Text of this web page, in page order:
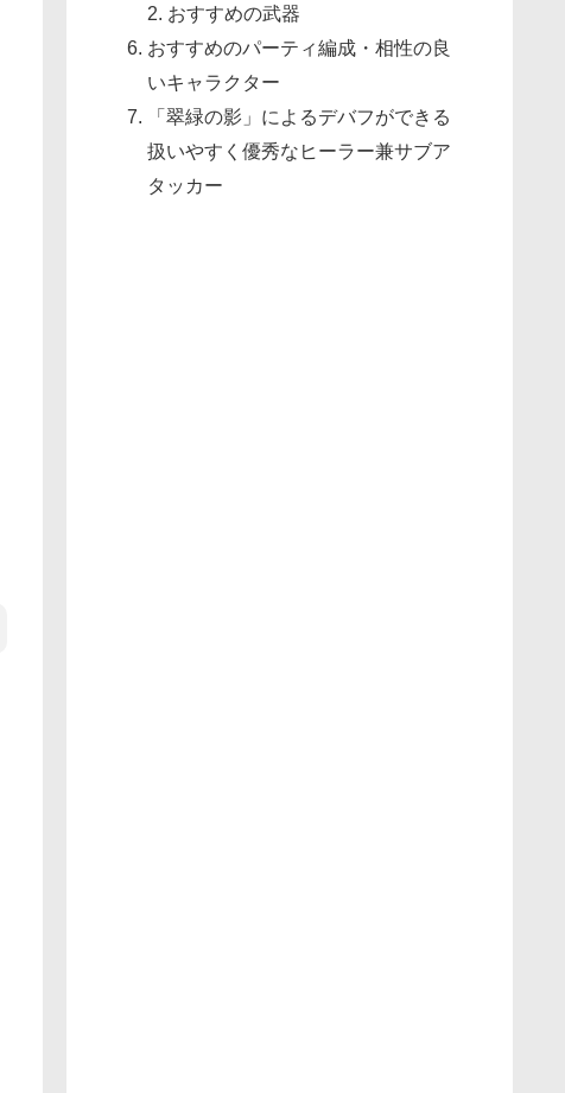
おすすめの武器
おすすめのパーティ編成・相性の良
いキャラクター
「翠緑の影」によるデバフができる
扱いやすく優秀なヒーラー兼サブア
タッカー